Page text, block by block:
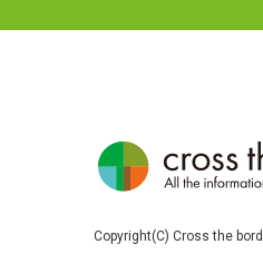
Copyright(C) Cross the